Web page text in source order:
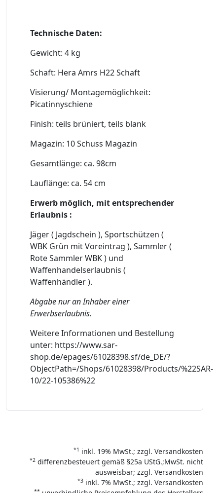
Technische Daten:
Gewicht: 4 kg
Schaft: Hera Amrs H22 Schaft
Visierung/ Montagemöglichkeit:
Picatinnyschiene
Finish: teils brüniert, teils blank
Magazin: 10 Schuss Magazin
Gesamtlänge: ca. 98cm
Lauflänge: ca. 54 cm
Erwerb möglich, mit entsprechender
Erlaubnis :
Jäger ( Jagdschein ), Sportschützen (
WBK Grün mit Voreintrag ), Sammler (
Rote Sammler WBK ) und
Waffenhandelserlaubnis (
Waffenhändler ).
Abgabe nur an Inhaber einer
Erwerbserlaubnis.
Weitere Informationen und Bestellung
unter: https://www.sar-
shop.de/epages/61028398.sf/de_DE/?
ObjectPath=/Shops/61028398/Products/%22SAR-
10/22-105386%22
*1 inkl. 19% MwSt.; zzgl. Versandkosten
*2 differenzbesteuert gemäß §25a UStG.;MwSt. nicht
ausweisbar; zzgl. Versandkosten
*3 inkl. 7% MwSt.; zzgl. Versandkosten
**